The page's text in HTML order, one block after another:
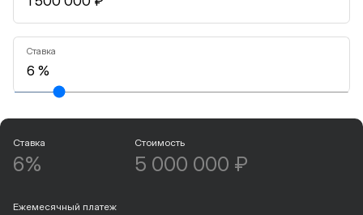
Ставка
Ставка
6%
Стоимость
5 000 000 ₽
Ежемесячный платеж